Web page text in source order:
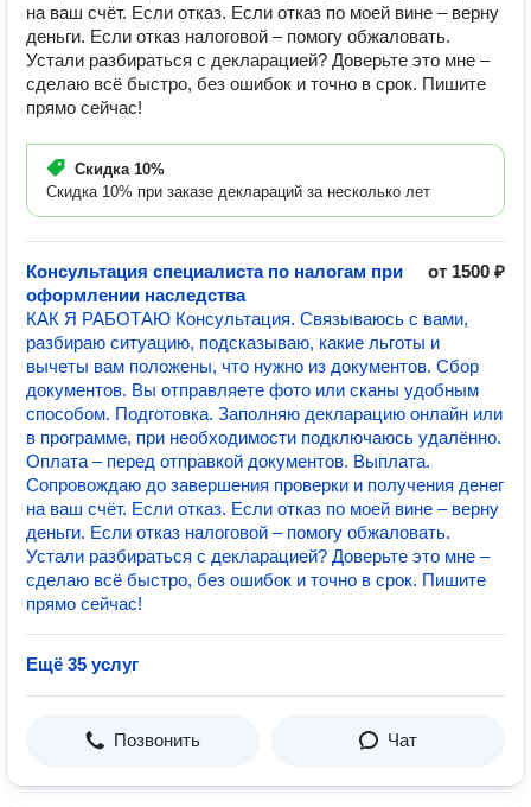
на ваш счёт. Если отказ. Если отказ по моей вине – верну
деньги. Если отказ налоговой – помогу обжаловать.
Устали разбираться с декларацией? Доверьте это мне –
сделаю всё быстро, без ошибок и точно в срок. Пишите
прямо сейчас!
Скидка 10%
Скидка 10% при заказе деклараций за несколько лет
Консультация специалиста по налогам при
оформлении наследства
от 1500 ₽
КАК Я РАБОТАЮ Консультация. Связываюсь с вами,
разбираю ситуацию, подсказываю, какие льготы и
вычеты вам положены, что нужно из документов. Сбор
документов. Вы отправляете фото или сканы удобным
способом. Подготовка. Заполняю декларацию онлайн или
в программе, при необходимости подключаюсь удалённо.
Оплата – перед отправкой документов. Выплата.
Сопровождаю до завершения проверки и получения денег
на ваш счёт. Если отказ. Если отказ по моей вине – верну
деньги. Если отказ налоговой – помогу обжаловать.
Устали разбираться с декларацией? Доверьте это мне –
сделаю всё быстро, без ошибок и точно в срок. Пишите
прямо сейчас!
Ещё 35 услуг
Позвонить Чат